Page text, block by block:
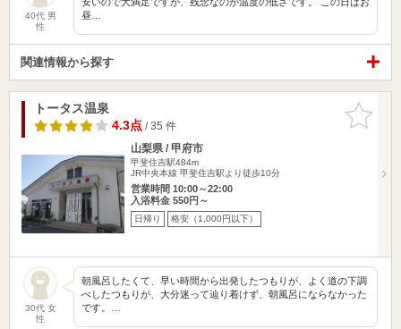
40代 男
性
昼…
関連情報から探す
お気に入
りに追加
トータス温泉
4.3点/ 35 件
山梨県 / 甲府市
甲斐住吉駅484m
JR中央本線 甲斐住吉駅より徒歩10分
営業時間 10:00～22:00
入浴料金 550円～
日帰り 格安（1,000円以下）
30代 女
性
朝風呂したくて、早い時間から出発したつもりが、よく道の下調
べしたつもりが、大分迷って辿り着けず、朝風呂にならなかった
です。…